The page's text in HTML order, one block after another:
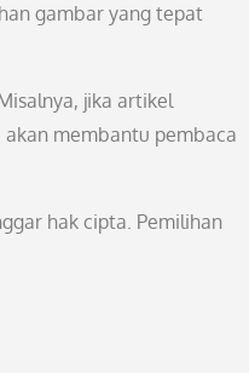
gambar yang tepat
jika artikel
membantu pembaca
hak cipta. Pemilihan